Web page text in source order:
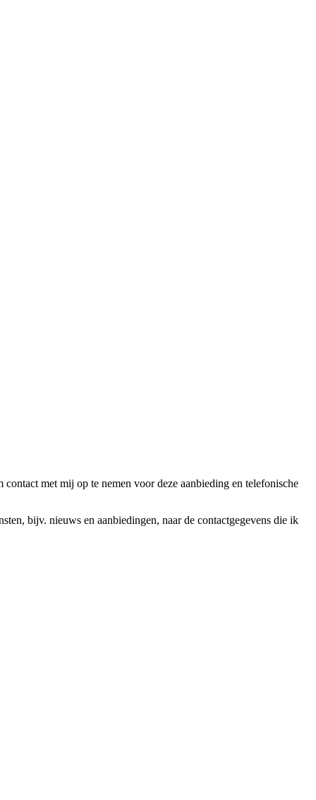
met mij op te nemen voor deze aanbieding en telefonische
bijv. nieuws en aanbiedingen, naar de contactgegevens die ik